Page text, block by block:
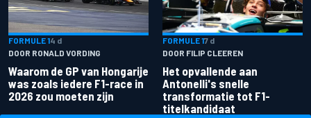
FORMULE 14 d
DOOR RONALD VORDING
Waarom de GP van Hongarije
was zoals iedere F1-race in
2026 zou moeten zijn
FORMULE 17 d
DOOR FILIP CLEEREN
Het opvallende aan
Antonelli's snelle
transformatie tot F1-
titelkandidaat